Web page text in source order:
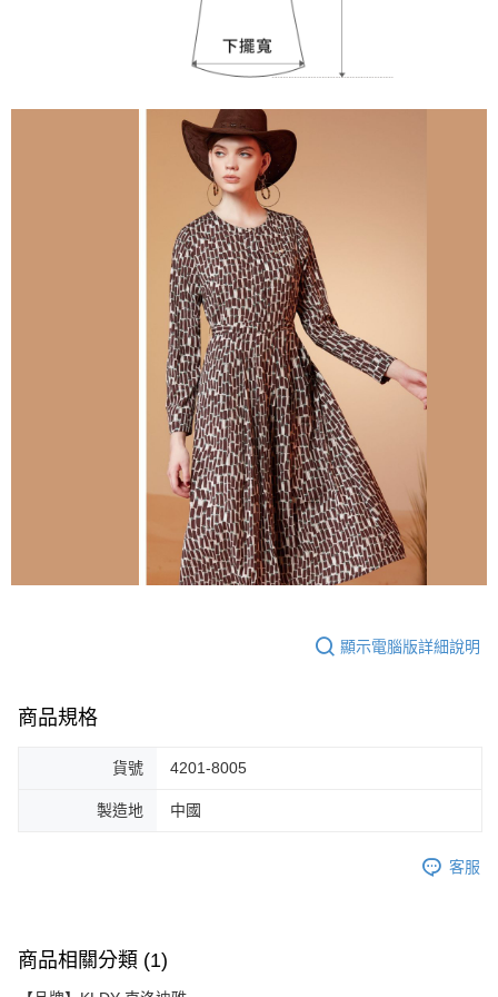
顯示電腦版詳細說明
商品規格
貨號 4201-8005
製造地 中國
客服
商品相關分類 (1)